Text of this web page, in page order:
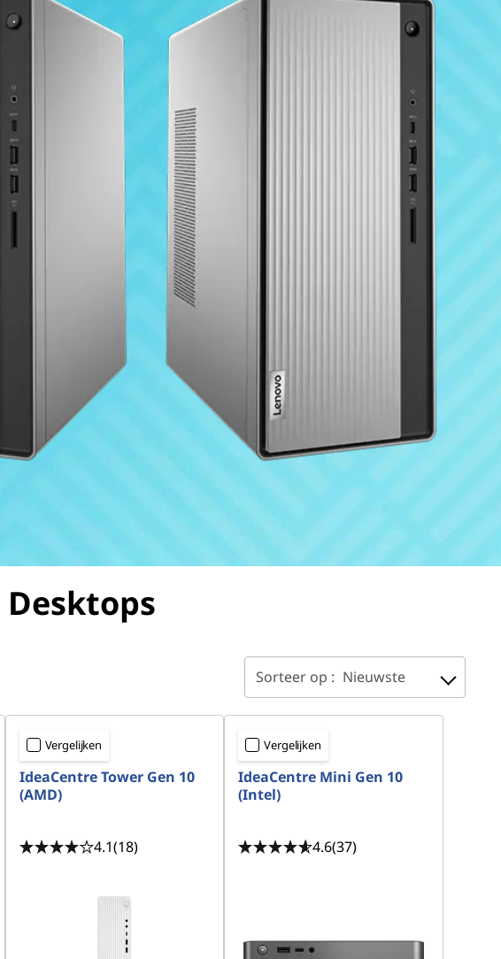
Desktops
Sorteer op : Nieuwste
Vergelijken
IdeaCentre Tower Gen 10
(AMD)
4.1(18)
Vergelijken
IdeaCentre Mini Gen 10
(Intel)
4.6(37)